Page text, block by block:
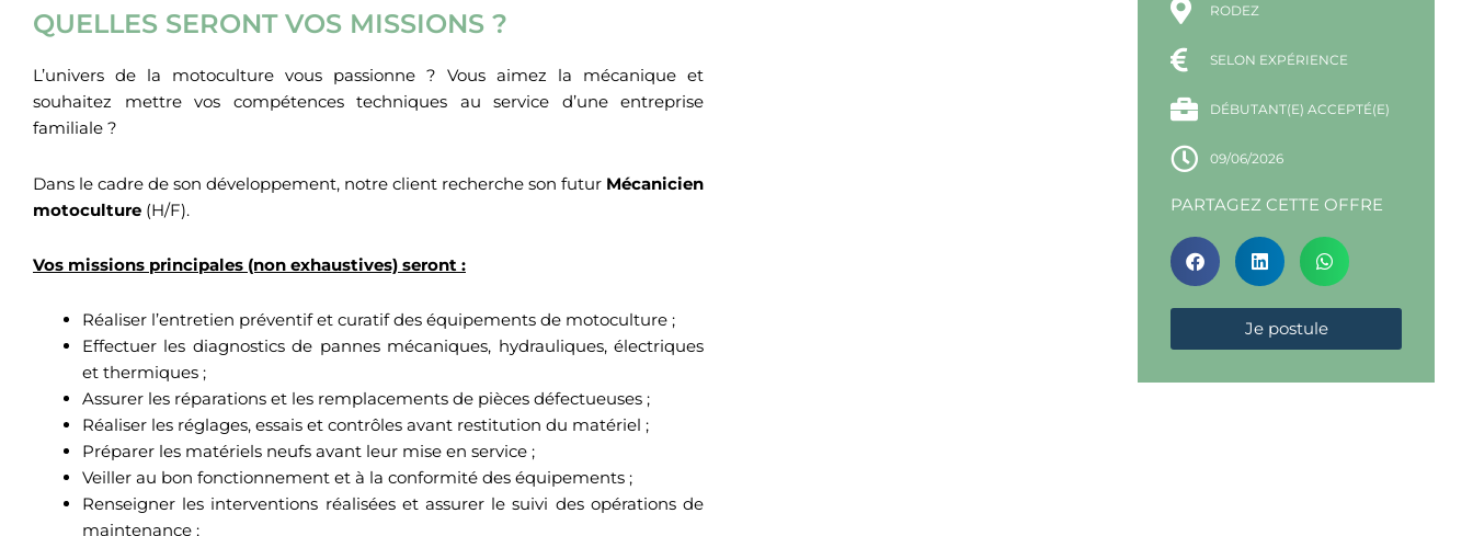
QUELLES SERONT VOS MISSIONS ?
L’univers de la motoculture vous passionne ? Vous aimez la mécanique et
souhaitez mettre vos compétences techniques au service d’une entreprise
familiale ?
Dans le cadre de son développement, notre client recherche son futur Mécanicien
motoculture (H/F).
Vos missions principales (non exhaustives) seront :
Réaliser l’entretien préventif et curatif des équipements de motoculture ;
Effectuer les diagnostics de pannes mécaniques, hydrauliques, électriques
et thermiques ;
Assurer les réparations et les remplacements de pièces défectueuses ;
Réaliser les réglages, essais et contrôles avant restitution du matériel ;
Préparer les matériels neufs avant leur mise en service ;
Veiller au bon fonctionnement et à la conformité des équipements ;
Renseigner les interventions réalisées et assurer le suivi des opérations de
maintenance ;
RODEZ
SELON EXPÉRIENCE
DÉBUTANT(E) ACCEPTÉ(E)
09/06/2026
PARTAGEZ CETTE OFFRE
Je postule